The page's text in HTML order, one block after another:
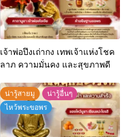
เจ้าพ่อปึงเถ่ากง เทพเจ้าแห่งโชค
ลาภ ความมั่นคง และสุขภาพดี
น่ารู้สายมู
น่ารู้อื่นๆ
ไหว้พระขอพร